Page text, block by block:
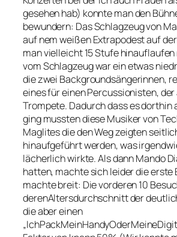
gesehen hab) konnte man den
bewundern: Das Schlagzeug von
auf nem weißen Extrapodest auf
man vielleicht 15 Stufe
vom Schlagzeug war ein etwas
die zwei Backgroundsängerinnen,
eines für einen Percussionisten, der
Trompete. Dadurch dass es dorthin
ging mussten diese Musiker von
Maglites die den Weg zeigten
hinaufgeführt werden, was
lächerlich wirkte. Als dann Mando
hatten, machte sich leider die erste
machte breit: Die vorderen 10
derenAltersdurchschnitt der
die aber einen